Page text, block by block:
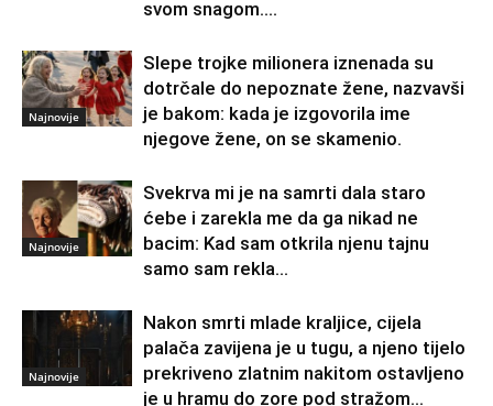
svom snagom....
Najnovije
Slepe trojke milionera iznenada su
dotrčale do nepoznate žene, nazvavši
je bakom: kada je izgovorila ime
njegove žene, on se skamenio.
Najnovije
Svekrva mi je na samrti dala staro
ćebe i zarekla me da ga nikad ne
bacim: Kad sam otkrila njenu tajnu
samo sam rekla...
Najnovije
Nakon smrti mlade kraljice, cijela
palača zavijena je u tugu, a njeno tijelo
prekriveno zlatnim nakitom ostavljeno
je u hramu do zore pod stražom...